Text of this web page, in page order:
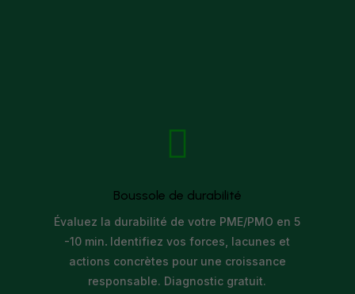

Boussole de durabilité
Évaluez la durabilité de votre PME/PMO en 5
-10 min. Identifiez vos forces, lacunes et
actions concrètes pour une croissance
responsable. Diagnostic gratuit.